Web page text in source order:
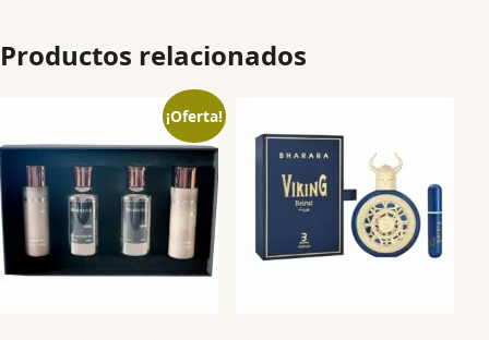
Productos relacionados
¡Oferta!